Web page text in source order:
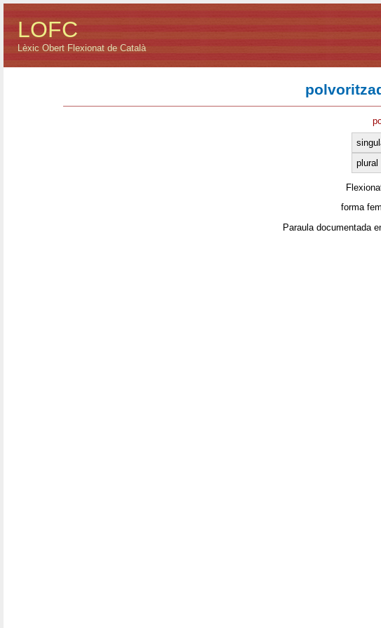
LOFC
Lèxic Obert Flexionat de Català
plural
forma
Paraula documentada